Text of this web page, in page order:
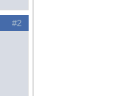
#2